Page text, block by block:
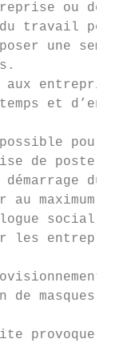
ou de
travail pour
une
aux
temps et
pour
de poste
maximum
social
les
de masques
une